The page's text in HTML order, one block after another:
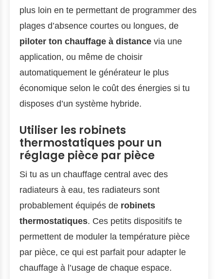
plus loin en te permettant de programmer des
plages d’absence courtes ou longues, de
piloter ton chauffage à distance via une
application, ou même de choisir
automatiquement le générateur le plus
économique selon le coût des énergies si tu
disposes d’un système hybride.
Utiliser les robinets
thermostatiques pour un
réglage pièce par pièce
Si tu as un chauffage central avec des
radiateurs à eau, tes radiateurs sont
probablement équipés de robinets
thermostatiques. Ces petits dispositifs te
permettent de moduler la température pièce
par pièce, ce qui est parfait pour adapter le
chauffage à l’usage de chaque espace.